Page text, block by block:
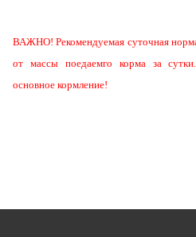
ВАЖНО! Рекомендуемая суточная
от массы поедаемго корма за
основное кормление!